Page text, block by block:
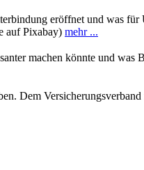
eröffnet und was
auf Pixabay) mehr ...
machen könnte und was
Dem